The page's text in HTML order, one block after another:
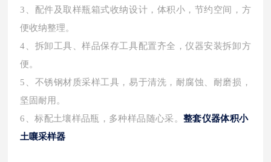
3、配件及取样瓶箱式收纳设计，体积小，节约空间，方
便收纳整理。
4、拆卸工具、样品保存工具配置齐全，仪器安装拆卸方
便。
5、不锈钢材质采样工具，易于清洗，耐腐蚀、耐磨损，
坚固耐用。
6、标配土壤样品瓶，多种样品随心采。 整套仪器体积小
土嚷采样器